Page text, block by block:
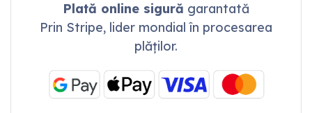
Plată online sigură garantată
Prin Stripe, lider mondial în procesarea
plăților.